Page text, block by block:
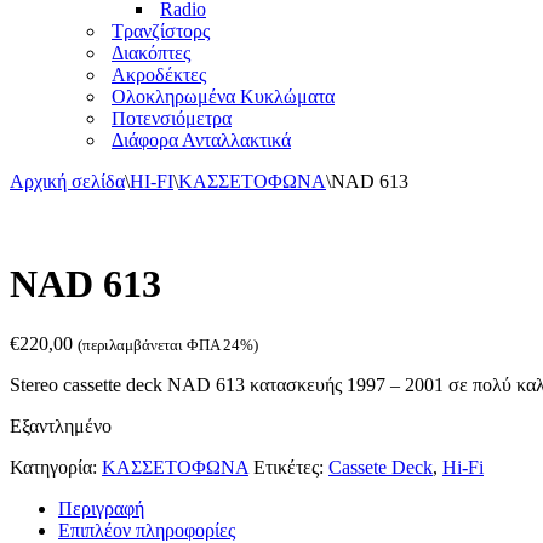
Radio
Τρανζίστορς
Διακόπτες
Ακροδέκτες
Ολοκληρωμένα Κυκλώματα
Ποτενσιόμετρα
Διάφορα Ανταλλακτικά
Αρχική σελίδα\HI-FI\ΚΑΣΣΕΤΟΦΩΝΑ\NAD 613
NAD 613
€220,00 (περιλαμβάνεται ΦΠΑ 24%)
Stereo cassette deck NAD 613 κατασκευής 1997 – 2001 σε πολύ
Εξαντλημένο
Κατηγορία: ΚΑΣΣΕΤΟΦΩΝΑ Ετικέτες: Cassete Deck, Hi-Fi
Περιγραφή
Επιπλέον πληροφορίες